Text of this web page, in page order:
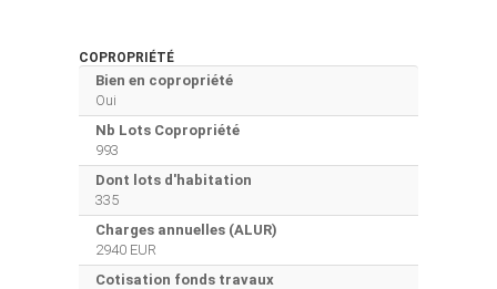
COPROPRIÉTÉ
Bien en copropriété
Oui
Nb Lots Copropriété
993
Dont lots d'habitation
335
Charges annuelles (ALUR)
2940 EUR
Cotisation fonds travaux